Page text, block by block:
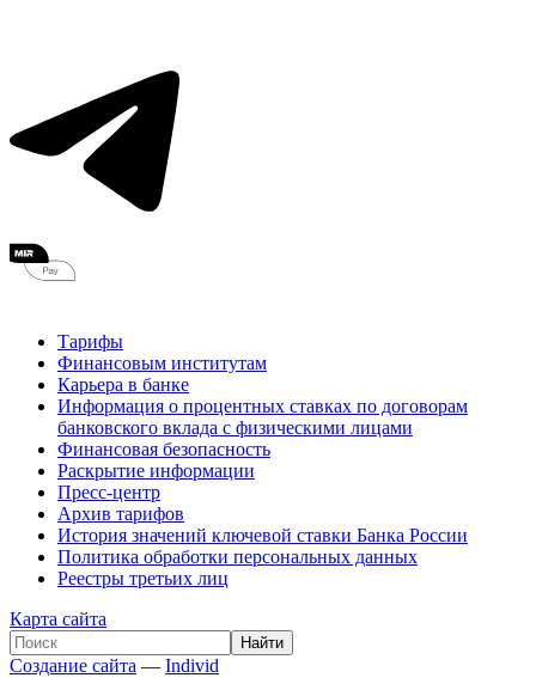
Тарифы
Финансовым институтам
Карьера в банке
Информация о процентных ставках по договорам
банковского вклада с физическими лицами
Финансовая безопасность
Раскрытие информации
Пресс-центр
Архив тарифов
История значений ключевой ставки Банка России
Политика обработки персональных данных
Реестры третьих лиц
Карта сайта
Создание сайта — Individ